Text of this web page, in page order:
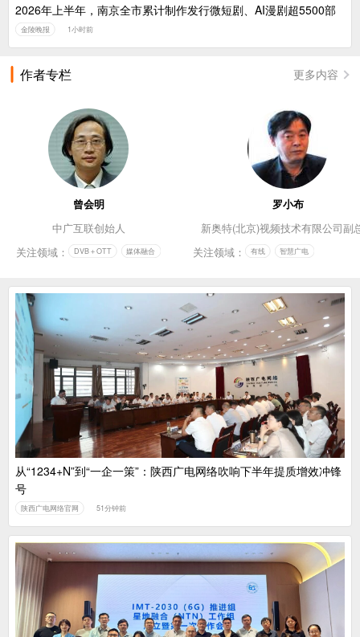
2026年上半年，南京全市累计制作发行微短剧、AI漫剧超5500部
金陵晚报 1小时前
作者专栏 更多内容
曾会明
中广互联创始人
关注领域：
DVB＋OTT 媒体融合
罗小布
新奥特(北京)视频技术有限公司副
关注领域：
有线 智慧广电
从“1234+N”到“一企一策”：陕西广电网络吹响下半年提质增效冲锋
号
陕西广电网络官网 51分钟前